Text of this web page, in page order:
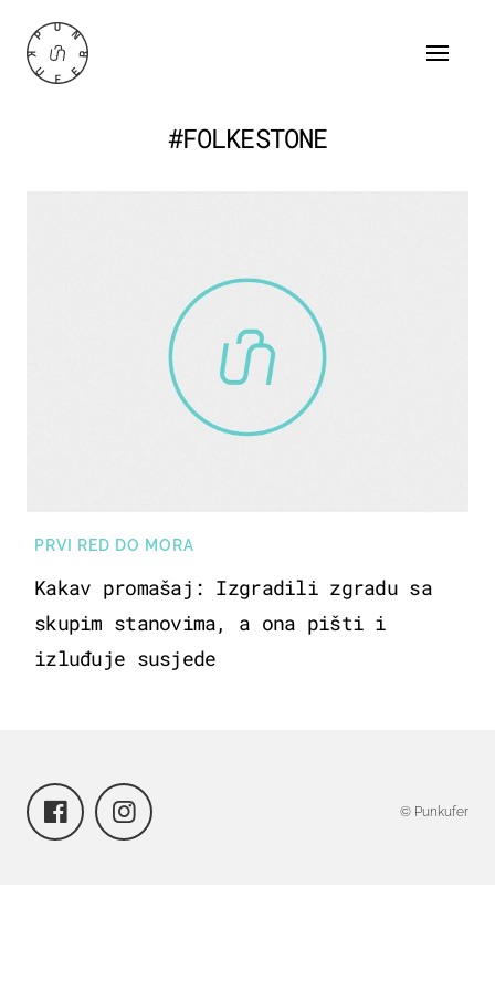
#FOLKESTONE
PRVI RED DO MORA
Kakav promašaj: Izgradili zgradu sa
skupim stanovima, a ona pišti i
izluđuje susjede
© Punkufer